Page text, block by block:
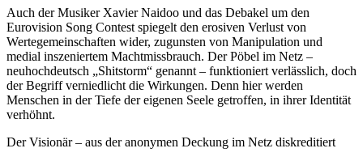
Auch der Musiker Xavier Naidoo und das Debakel um den
Eurovision Song Contest spiegelt den erosiven Verlust von
Wertegemeinschaften wider, zugunsten von Manipulation und
medial inszeniertem Machtmissbrauch. Der Pöbel im Netz –
neuhochdeutsch „Shitstorm“ genannt – funktioniert verlässlich, doch
der Begriff verniedlicht die Wirkungen. Denn hier werden
Menschen in der Tiefe der eigenen Seele getroffen, in ihrer Identität
verhöhnt.
Der Visionär – aus der anonymen Deckung im Netz diskreditiert